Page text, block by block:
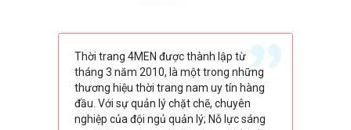
Thời trang 4MEN được thành lập từ
tháng 3 năm 2010, là một trong những
thương hiệu thời trang nam uy tín hàng
đầu. Với sự quản lý chặt chẽ, chuyên
nghiệp của đội ngủ quản lý; Nỗ lực sáng